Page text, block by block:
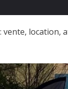
: vente, location,